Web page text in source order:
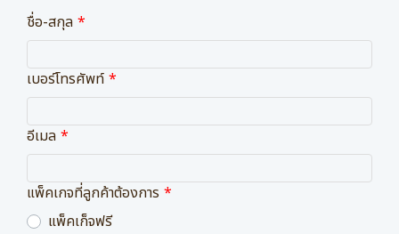
ชื่อ-สกุล
เบอร์โทรศัพท์
อีเมล
แพ็คเกจที่ลูกค้าต้องการ
แพ็คเก็จฟรี